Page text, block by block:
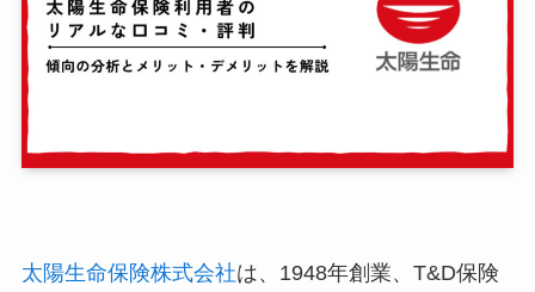
太陽生命保険株式会社は、1948年創業、T&D保険